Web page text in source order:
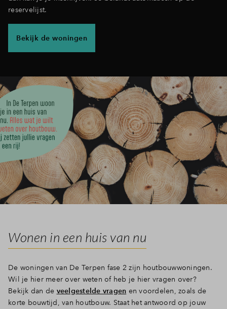
reservelijst.
Bekijk de woningen
Wonen in een huis van nu
De woningen van De Terpen fase 2 zijn houtbouwwoningen.
Wil je hier meer over weten of heb je hier vragen over?
Bekijk dan de veelgestelde vragen en voordelen, zoals de
korte bouwtijd, van houtbouw. Staat het antwoord op jouw